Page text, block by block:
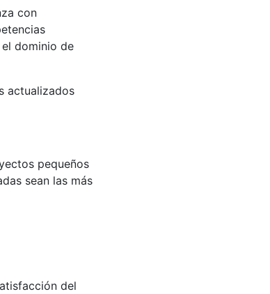
con
dominio de
actualizados
pequeños
sean las más
del